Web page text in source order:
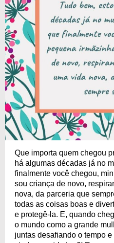
Que importa quem chegou
há algumas décadas já no
finalmente você chegou,
sou criança de novo,
nova, da parceria que
todas as coisas boas e
e protegê-la. E, quando
o mundo como a grande
juntas desafiando o tempo